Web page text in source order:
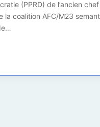
(PPRD) de l’ancien
la coalition AFC/M23